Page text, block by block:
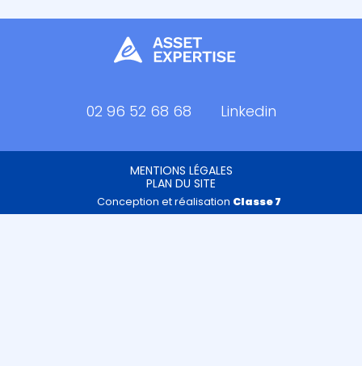
Principale
02 96 52 68 68 Linkedin
MENTIONS LÉGALES
PLAN DU SITE
Conception et réalisation Classe 7